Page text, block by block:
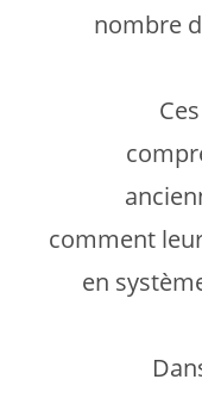
nombre
comment
en